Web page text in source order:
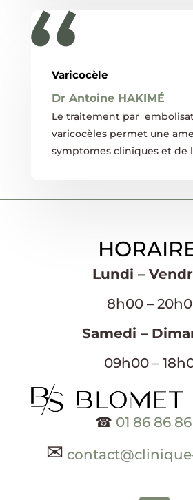
Varicocèle
Dr Antoine HAKIMÉ
Le traitement par
varicocèles permet une
symptomes cliniques et de
Lundi –
8h00 –
Samedi –
09h00 –
☎ 01 86 86
✉